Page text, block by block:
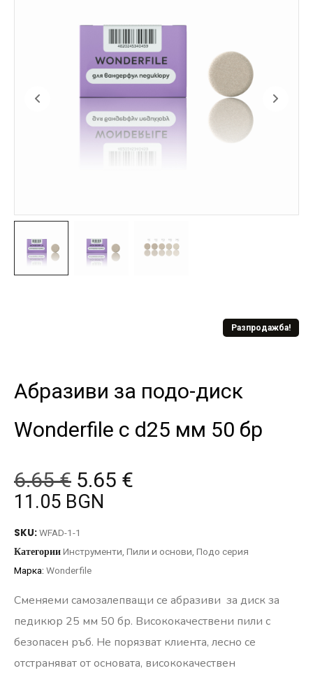
Разпродажба!
Абразиви за подо-диск
Wonderfile с d25 мм 50 бр
6.65€ 5.65 €
11.05 BGN
SKU:WFAD-1-1
КатегорииИнструменти Пили и основи Подо серия
Марка: Wonderfile
Сменяеми самозалепващи се абразиви за диск за
педикюр 25 мм 50 бр. Висококачествени пили с
безопасен ръб. Не порязват клиента, лесно се
отстраняват от основата, висококачествен